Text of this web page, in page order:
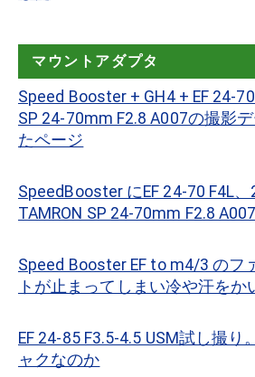
マウントアダプタ
Speed Booster + GH4 + EF 24-
SP 24-70mm F2.8 A007の撮影
たページ
SpeedBooster にEF 24-70 F4L、
TAMRON SP 24-70mm F2.8
Speed Booster EF to m4/3 のフ
トが止まってしまい冷や汗をか
EF 24-85 F3.5-4.5 USM試し撮
ャクなのか